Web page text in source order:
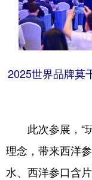
2025世界品牌莫
此次参展，“玩
理念，带来西洋
水、西洋参口含